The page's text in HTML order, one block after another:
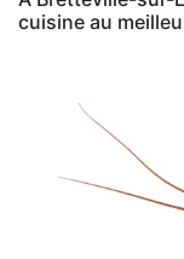
cuisine au